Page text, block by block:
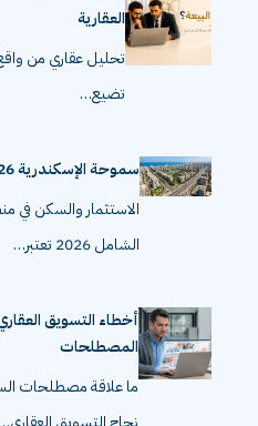
العقارية
تحليل عقاري من
تضيع…
سموحة الإسكندرية 2026 | تحديث الأسعار والمشاريع
الاستثمار والسكن في
الشامل 2026 تعتبر…
أخطاء التسويق
المصطلحات
ما علاقة مصطلحات